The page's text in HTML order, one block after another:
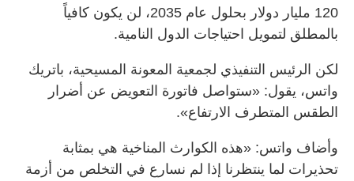
120 مليار دولار بحلول عام 2035، لن يكون كافياً
بالمطلق لتمويل احتياجات الدول النامية.
لكن الرئيس التنفيذي لجمعية المعونة المسيحية، باتريك
واتس، يقول: «ستواصل فاتورة التعويض عن أضرار
الطقس المتطرف الارتفاع».
وأضاف واتس: «هذه الكوارث المناخية هي بمثابة
تحذيرات لما ينتظرنا إذا لم نسارع في التخلص من أزمة